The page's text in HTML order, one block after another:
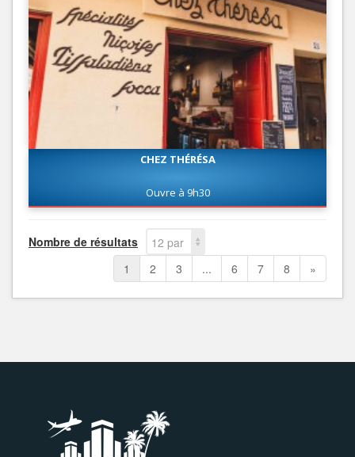
CHEZ THÉRÉSA
Ouvre à 9h30
Nombre de résultats
12 par
page
1 2 3 ... 6 7 8 »